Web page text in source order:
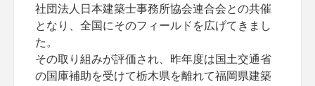
社団法人日本建築士事務所協会連合会との共催
となり、全国にそのフィールドを広げてきまし
た。
その取り組みが評価され、昨年度は国土交通省
の国庫補助を受けて栃木県を離れて福岡県建築